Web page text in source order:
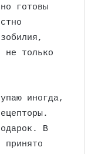
готовы
не только
иногда,
В
принято